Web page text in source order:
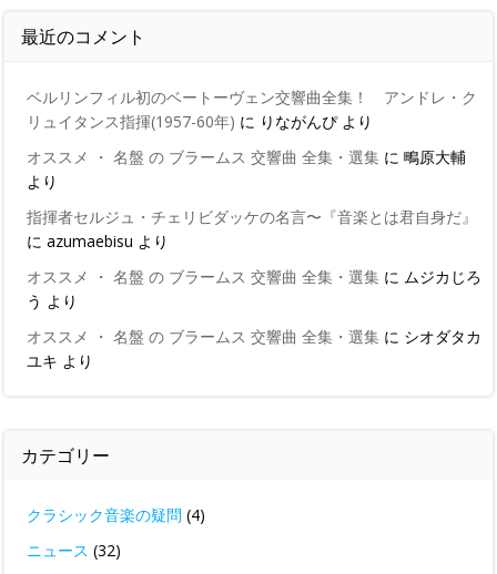
最近のコメント
ベルリンフィル初のベートーヴェン交響曲全集！ アンドレ・ク
リュイタンス指揮(1957-60年) に りながんぴより
オススメ ・ 名盤 の ブラームス 交響曲 全集・選集 に 鴫原大輔
より
指揮者セルジュ・チェリビダッケの名言〜『音楽とは君自身だ』
に azumaebisu より
オススメ ・ 名盤 の ブラームス 交響曲 全集・選集 に ムジカじろ
う より
オススメ ・ 名盤 の ブラームス 交響曲 全集・選集 に シオダタカ
ユキ より
カテゴリー
クラシック音楽の疑問 (4)
ニュース (32)